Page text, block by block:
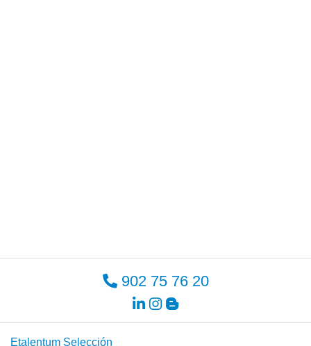
902 75 76 20
Etalentum Selección